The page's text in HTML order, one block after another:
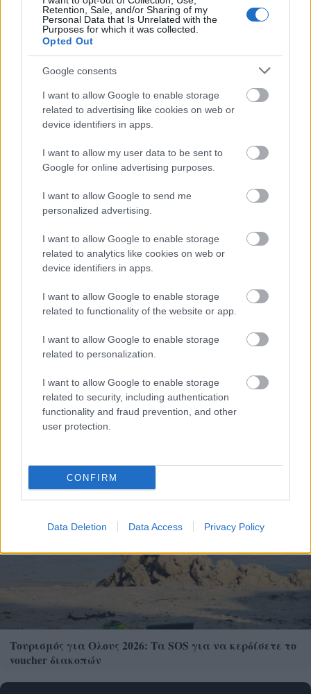
Retention, Sale, and/or Sharing of my
Personal Data that Is Unrelated with the
Purposes for which it was collected.
Opted Out
Google consents
I want to allow Google to enable storage
related to advertising like cookies on web or
device identifiers in apps.
I want to allow my user data to be sent to
Google for online advertising purposes.
I want to allow Google to send me
personalized advertising.
I want to allow Google to enable storage
related to analytics like cookies on web or
device identifiers in apps.
I want to allow Google to enable storage
related to functionality of the website or app.
I want to allow Google to enable storage
related to personalization.
I want to allow Google to enable storage
related to security, including authentication
functionality and fraud prevention, and other
user protection.
CONFIRM
Data Deletion Data Access Privacy Policy
Η Meta παραδέχεται παραβίαση από AI μοντέλο της
Μεταμορφώσεως του Κυρίουκλήρος και λαός στη
Τουρισμός για Ολους 2026: Τα SOS για να κερδίσετε το
voucher διακοπών